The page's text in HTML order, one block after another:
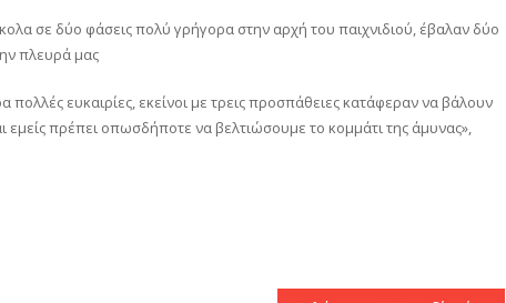
σε δύο φάσεις πολύ γρήγορα στην αρχή του παιχνιδιού, έβαλαν δύο
πλευρά μας
ευκαιρίες, εκείνοι με τρεις προσπάθειες κατάφεραν να βάλουν
εμείς πρέπει οπωσδήποτε να βελτιώσουμε το κομμάτι της άμυνας»,